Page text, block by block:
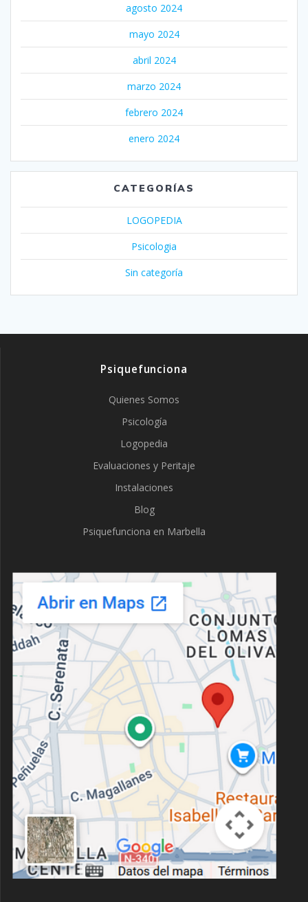
agosto 2024
mayo 2024
abril 2024
marzo 2024
febrero 2024
enero 2024
CATEGORÍAS
LOGOPEDIA
Psicologia
Sin categoría
Psiquefunciona
Quienes Somos
Psicología
Logopedia
Evaluaciones y Peritaje
Instalaciones
Blog
Psiquefunciona en Marbella